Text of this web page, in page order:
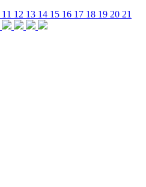
11 12 13 14 15 16 17 18 19 20 21